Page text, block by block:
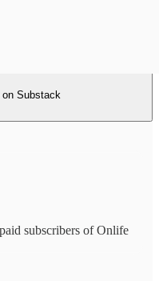
on Substack
subscribers of Onlife